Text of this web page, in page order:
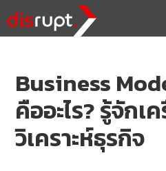
Business
คืออะไร? รู้จักเ
วิเคราะห์ธุรกิจ